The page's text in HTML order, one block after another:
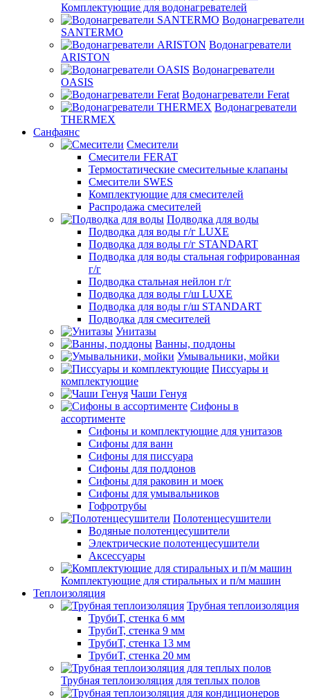
Комплектующие для водонагревателей
Водонагреватели
SANTERMO
Водонагреватели
ARISTON
Водонагреватели
OASIS
Водонагреватели Ferat
Водонагреватели
THERMEX
Санфаянс
Смесители
Смесители FERAT
Термостатические смесительные клапаны
Смесители SWES
Комплектующие для смесителей
Распродажа смесителей
Подводка для воды
Подводка для воды г/г LUXE
Подводка для воды г/г STANDART
Подводка для воды стальная гофрированная
г/г
Подводка стальная нейлон г/г
Подводка для воды г/ш LUXE
Подводка для воды г/ш STANDART
Подводка для смесителей
Унитазы
Ванны, поддоны
Умывальники, мойки
Писсуары и
комплектующие
Чаши Генуя
Сифоны в
ассортименте
Сифоны и комплектующие для унитазов
Сифоны для ванн
Сифоны для писсуара
Сифоны для поддонов
Сифоны для раковин и моек
Сифоны для умывальников
Гофротрубы
Полотенцесушители
Водяные полотенцесушители
Электрические полотенцесушители
Аксессуары
Комплектующие для стиральных и п/м машин
Теплоизоляция
Трубная теплоизоляция
ТрубиТ, стенка 6 мм
ТрубиТ, стенка 9 мм
ТрубиТ, стенка 13 мм
ТрубиТ, стенка 20 мм
Трубная теплоизоляция для теплых полов